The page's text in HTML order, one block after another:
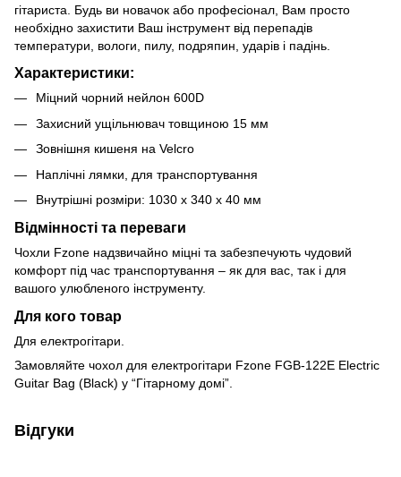
гітариста. Будь ви новачок або професіонал, Вам просто
необхідно захистити Ваш інструмент від перепадів
температури, вологи, пилу, подряпин, ударів і падінь.
Характеристики:
Міцний чорний нейлон 600D
Захисний ущільнювач товщиною 15 мм
Зовнішня кишеня на Velcro
Наплічні лямки, для транспортування
Внутрішні розміри: 1030 х 340 х 40 мм
Відмінності та переваги
Чохли Fzone надзвичайно міцні та забезпечують чудовий
комфорт під час транспортування – як для вас, так і для
вашого улюбленого інструменту.
Для кого товар
Для електрогітари.
Замовляйте чохол для електрогітари Fzone FGB-122E Electric
Guitar Bag (Black) у “Гітарному домі”.
Відгуки